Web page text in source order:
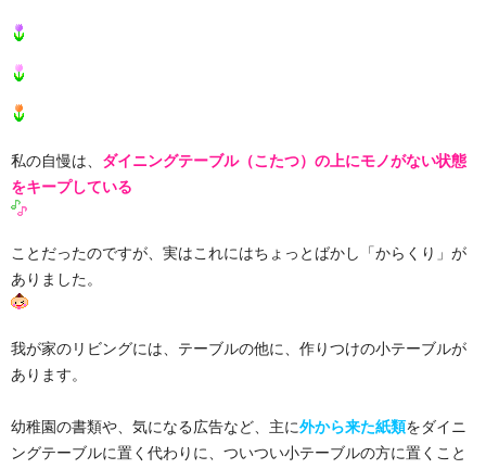
私の自慢は、 ダイニングテーブル（こたつ）の上にモノがない状態
をキープしている
ことだったのですが、実はこれにはちょっとばかし「からくり」が
ありました。
我が家のリビングには、テーブルの他に、作りつけの小テーブルが
あります。
幼稚園の書類や、気になる広告など、主に外から来た紙類をダイニ
ングテーブルに置く代わりに、ついつい小テーブルの方に置くこと